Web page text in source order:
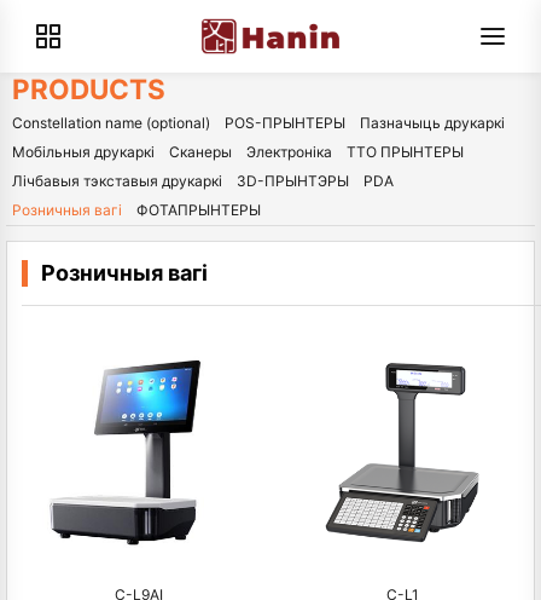
PRODUCTS
Constellation name (optional) POS-ПРЫНТЕРЫ
Пазначыць друкаркі
Мобільныя друкаркі
Сканеры Электроніка
ТТО ПРЫНТЕРЫ
Лічбавыя тэкставыя друкаркі
3D-ПРЫНТЭРЫ
PDA
Розничныя вагі
ФОТАПРЫНТЕРЫ
Розничныя вагі
C-L9AI
C-L1